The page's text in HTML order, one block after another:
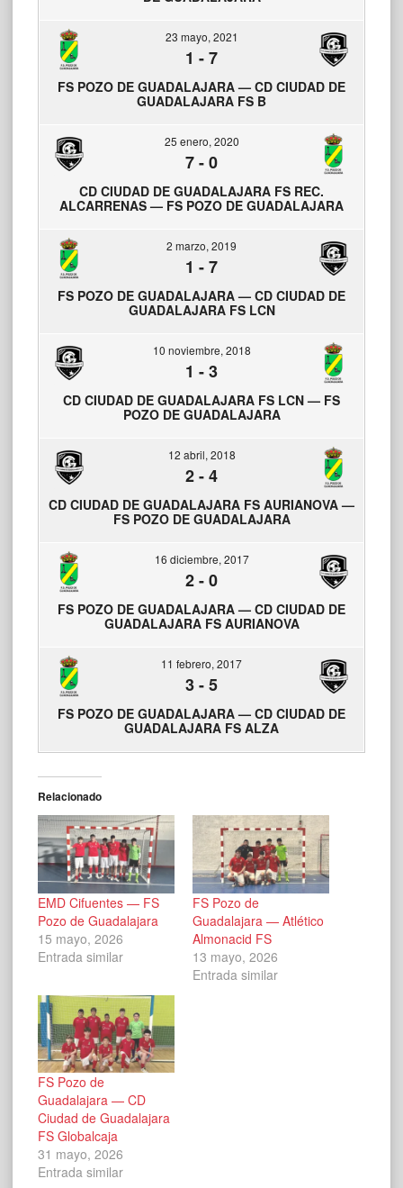
23 mayo, 2021
1 -7
FS POZO DE GUADALAJARA — CD CIUDAD DE
GUADALAJARA FS B
25 enero, 2020
7-0
CD CIUDAD DE GUADALAJARA FS REC.
ALCARRENAS — FS POZO DE GUADALAJARA
2 marzo, 2019
1 -7
FS POZO DE GUADALAJARA — CD CIUDAD DE
GUADALAJARA FS LCN
10 noviembre, 2018
1 -3
CD CIUDAD DE GUADALAJARA FS LCN — FS
POZO DE GUADALAJARA
12 abril, 2018
2-4
CD CIUDAD DE GUADALAJARA FS AURIANOVA —
FS POZO DE GUADALAJARA
16 diciembre, 2017
2-0
FS POZO DE GUADALAJARA — CD CIUDAD DE
GUADALAJARA FS AURIANOVA
11 febrero, 2017
3-5
FS POZO DE GUADALAJARA — CD CIUDAD DE
GUADALAJARA FS ALZA
Relacionado
EMD Cifuentes — FS
Pozo de Guadalajara
15 mayo, 2026
Entrada similar
FS Pozo de
Guadalajara — Atlético
Almonacid FS
13 mayo, 2026
Entrada similar
FS Pozo de
Guadalajara — CD
Ciudad de Guadalajara
FS Globalcaja
31 mayo, 2026
Entrada similar